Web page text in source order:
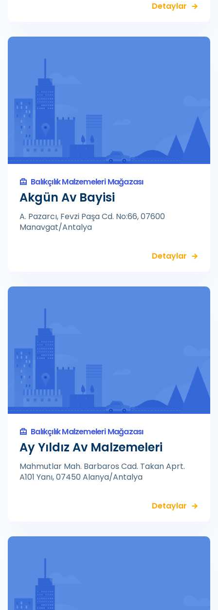
Detaylar
Balıkçılık Malzemeleri Mağazası
Akgün Av Bayisi
A. Pazarcı, Fevzi Paşa Cd. No:66, 07600
Manavgat/Antalya
Detaylar
Balıkçılık Malzemeleri Mağazası
Ay Yıldız Av Malzemeleri
Mahmutlar Mah. Barbaros Cad. Takan Aprt.
A101 Yanı, 07450 Alanya/Antalya
Detaylar